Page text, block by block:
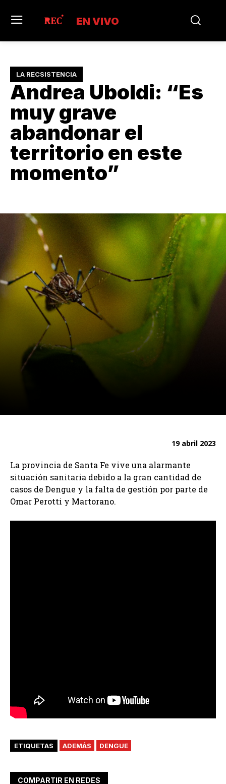
EN VIVO
LA RECSISTENCIA
Andrea Uboldi: “Es
muy grave
abandonar el
territorio en este
momento”
19 abril 2023
La provincia de Santa Fe vive una alarmante
situación sanitaria debido a la gran cantidad de
casos de Dengue y la falta de gestión por parte de
Omar Perotti y Martorano.
ETIQUETAS ADEMÁS DENGUE
COMPARTIR EN REDES